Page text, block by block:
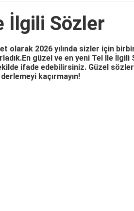
İlgili Sözler
olarak 2026 yılında sizler için
güzel ve en yeni Tel İle İlgili
ifade edebilirsiniz. Güzel
kaçırmayın!